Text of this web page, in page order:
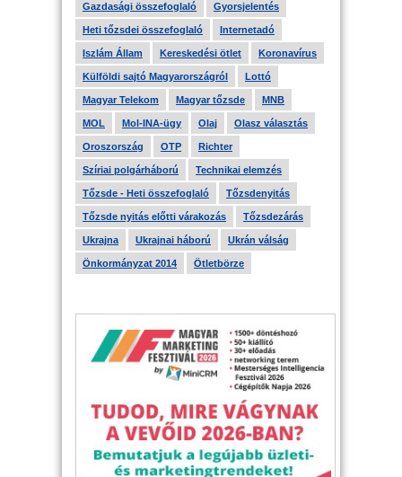
Gazdasági összefoglaló Gyorsjelentés
Heti tőzsdei összefoglaló Internetadó
Iszlám Állam Kereskedési ötlet Koronavírus
Külföldi sajtó Magyarországról Lottó
Magyar Telekom Magyar tőzsde MNB
MOL Mol-INA-ügy Olaj Olasz választás
Oroszország OTP Richter
Szíriai polgárháború Technikai elemzés
Tőzsde - Heti összefoglaló Tőzsdenyitás
Tőzsde nyitás előtti várakozás Tőzsdezárás
Ukrajna Ukrajnai háború Ukrán válság
Önkormányzat 2014 Ötletbörze